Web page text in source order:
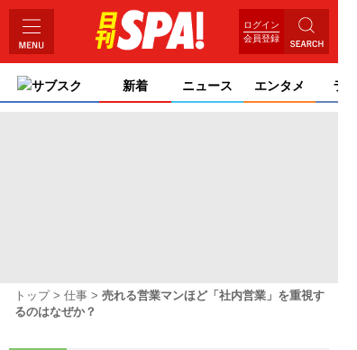
ログイン
会員登録
サブスク 新着 ニュース エンタメ ライ
トップ 仕事
売れる営業マンほど「社内営業」を重視す
るのはなぜか？